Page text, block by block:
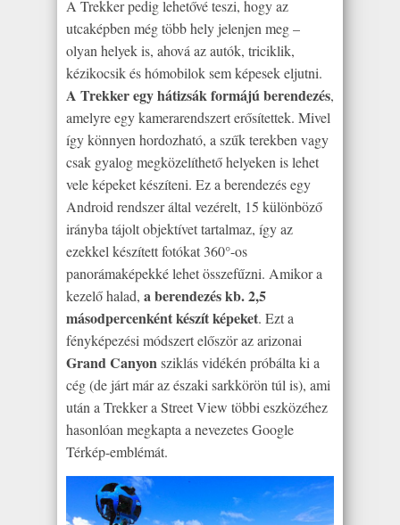
A Trekker pedig lehetővé teszi, hogy az
utcaképben még több hely jelenjen meg –
olyan helyek is, ahová az autók, triciklik,
kézikocsik és hómobilok sem képesek eljutni.
A Trekker egy hátizsák formájú berendezés,
amelyre egy kamerarendszert erősítettek. Mivel
így könnyen hordozható, a szűk terekben vagy
csak gyalog megközelíthető helyeken is lehet
vele képeket készíteni. Ez a berendezés egy
Android rendszer által vezérelt, 15 különböző
irányba tájolt objektívet tartalmaz, így az
ezekkel készített fotókat 360°-os
panorámaképekké lehet összefűzni. Amikor a
kezelő halad, a berendezés kb. 2,5
másodpercenként készít képeket. Ezt a
fényképezési módszert először az arizonai
Grand Canyonsziklás vidékén próbálta ki a
cég (de járt már az északi sarkkörön túl is), ami
után a Trekker a Street View többi eszközéhez
hasonlóan megkapta a nevezetes Google
Térkép-emblémát.